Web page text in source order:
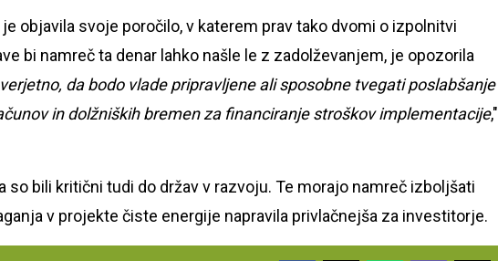
objavila svoje poročilo, v katerem prav tako dvomi o izpolnitvi
bi namreč ta denar lahko našle le z zadolževanjem, je opozorila
da bodo vlade pripravljene ali sposobne tvegati poslabšanje
in dolžniških bremen za financiranje stroškov implementacije,"
so bili kritični tudi do držav v razvoju. Te morajo namreč izboljšati
v projekte čiste energije napravila privlačnejša za investitorje.